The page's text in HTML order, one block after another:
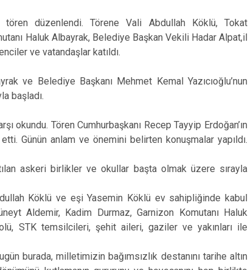
tören düzenlendi. Törene Vali Abdullah Köklü, Tokat
Haluk Albayrak, Belediye Başkan Vekili Hadar Alpat,il
ve vatandaşlar katıldı.
ve Belediye Başkanı Mehmet Kemal Yazıcıoğlu’nun
başladı.
okundu. Tören Cumhurbaşkanı Recep Tayyip Erdoğan’ın
Günün anlam ve önemini belirten konuşmalar yapıldı.
askeri birlikler ve okullar başta olmak üzere sırayla
Köklü ve eşi Yasemin Köklü ev sahipliğinde kabul
Aldemir, Kadim Durmaz, Garnizon Komutanı Haluk
STK temsilcileri, şehit aileri, gaziler ve yakınları ile
burada, milletimizin bağımsızlık destanını tarihe altın